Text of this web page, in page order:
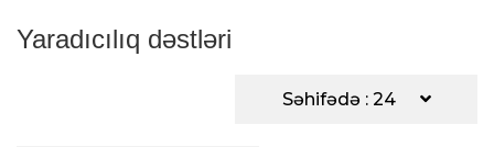
Yaradıcılıq dəstləri
Səhifədə : 24